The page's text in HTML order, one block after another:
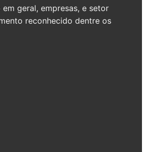
geral, empresas, e setor
reconhecido dentre os